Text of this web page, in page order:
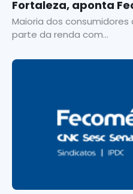
Fortaleza, aponta
Maioria dos
parte da renda com...